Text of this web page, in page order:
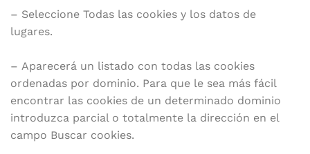
– Seleccione Todas las cookies y los datos de
lugares.
– Aparecerá un listado con todas las cookies
ordenadas por dominio. Para que le sea más fácil
encontrar las cookies de un determinado dominio
introduzca parcial o totalmente la dirección en el
campo Buscar cookies.